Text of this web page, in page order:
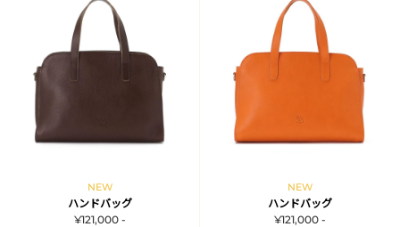
NEW
ハンドバッグ
¥121,000 -
NEW
ハンドバッグ
¥121,000 -